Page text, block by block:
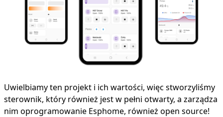
Uwielbiamy ten projekt i ich wartości, więc stworzyliśmy
sterownik, który również jest w pełni otwarty, a zarządza
nim oprogramowanie Esphome, również open source!